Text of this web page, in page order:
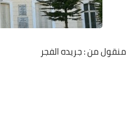
منقول من : جريده الفجر